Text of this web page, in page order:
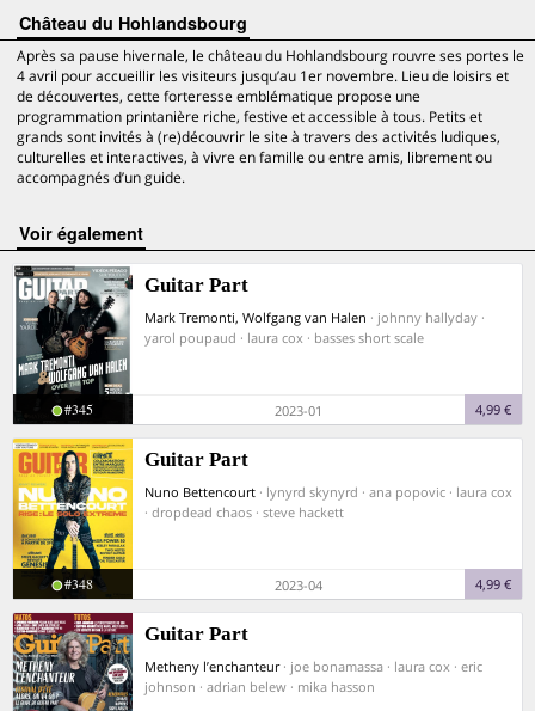
Château du Hohlandsbourg
Après sa pause hivernale, le château du Hohlandsbourg rouvre ses portes le
4 avril pour accueillir les visiteurs jusqu’au 1er novembre. Lieu de loisirs et
de découvertes, cette forteresse emblématique propose une
programmation printanière riche, festive et accessible à tous. Petits et
grands sont invités à (re)découvrir le site à travers des activités ludiques,
culturelles et interactives, à vivre en famille ou entre amis, librement ou
accompagnés d’un guide.
voir également
Guitar Part
Mark Tremonti, Wolfgang van Halen · johnny hallyday ·
yarol poupaud · laura cox · basses short scale
#345 2023-01 4,99 €
Guitar Part
Nuno Bettencourt · lynyrd skynyrd · ana popovic · laura cox
· dropdead chaos · steve hackett
#348 2023-04 4,99 €
Guitar Part
Metheny l’enchanteur · joe bonamassa · laura cox · eric
johnson · adrian belew · mika hasson